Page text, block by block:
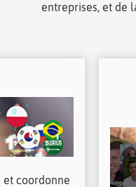
entreprises, et de
et coordonne